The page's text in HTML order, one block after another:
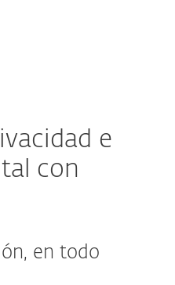
e
con
en todo